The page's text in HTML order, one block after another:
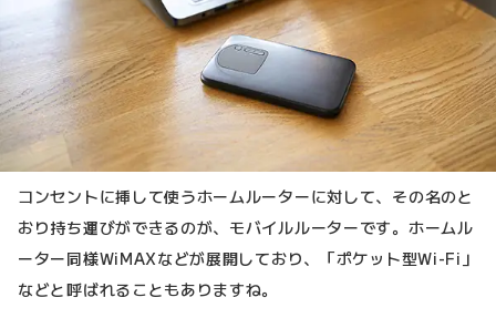
コンセントに挿して使うホームルーターに対して、その名のと
おり持ち運びができるのが、モバイルルーターです。ホームル
ーター同様WiMAXなどが展開しており、「ポケット型Wi-Fi」
などと呼ばれることもありますね。